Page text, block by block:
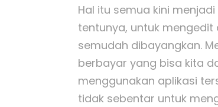
Hal itu semua kini
tentunya, untuk mengedit
semudah dibayangkan.
berbayar yang bisa kita
menggunakan aplikasi
tidak sebentar untuk